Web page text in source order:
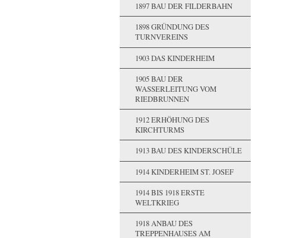
1897 BAU DER FILDERBAHN
1898 GRÜNDUNG DES
TURNVEREINS
1903 DAS KINDERHEIM
1905 BAU DER
WASSERLEITUNG VOM
RIEDBRUNNEN
1912 ERHÖHUNG DES
KIRCHTURMS
1913 BAU DES KINDERSCHÜLE
1914 KINDERHEIM ST. JOSEF
1914 BIS 1918 ERSTE
WELTKRIEG
1918 ANBAU DES
TREPPENHAUSES AM